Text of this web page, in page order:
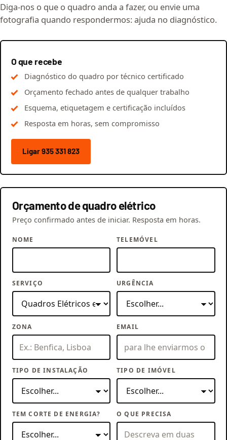
Diga-nos o que o quadro anda a fazer, ou envie uma
fotografia quando respondermos: ajuda no diagnóstico.
O que recebe
Diagnóstico do quadro por técnico certificado
Orçamento fechado antes de qualquer trabalho
Esquema, etiquetagem e certificação incluídos
Resposta em horas, sem compromisso
Ligar 935 331 823
Orçamento de quadro elétrico
Preço confirmado antes de iniciar. Resposta em horas.
NOME TELEMÓVEL
SERVIÇO URGÊNCIA
ZONA EMAIL
TIPO DE INSTALAÇÃO TIPO DE IMÓVEL
TEM CORTE DE ENERGIA? O QUE PRECISA